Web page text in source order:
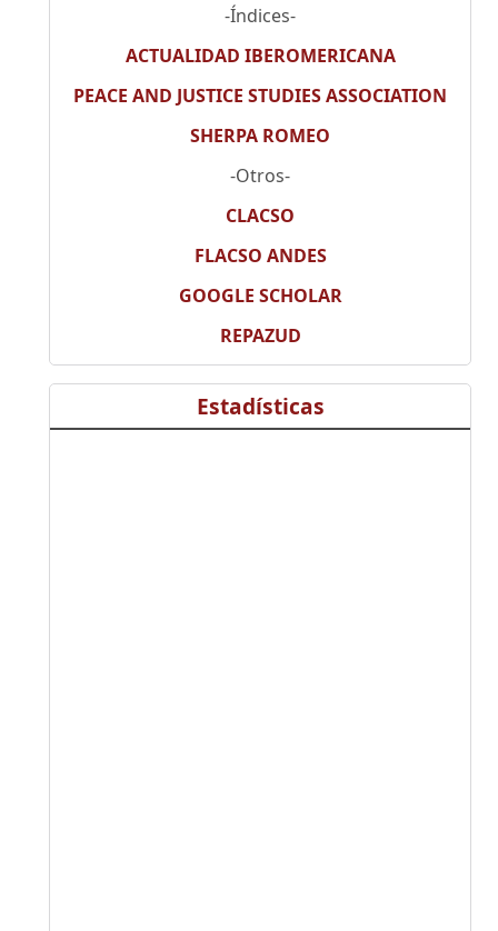
-Índices-
ACTUALIDAD IBEROMERICANA
PEACE AND JUSTICE STUDIES ASSOCIATION
SHERPA ROMEO
-Otros-
CLACSO
FLACSO ANDES
GOOGLE SCHOLAR
REPAZUD
Estadísticas